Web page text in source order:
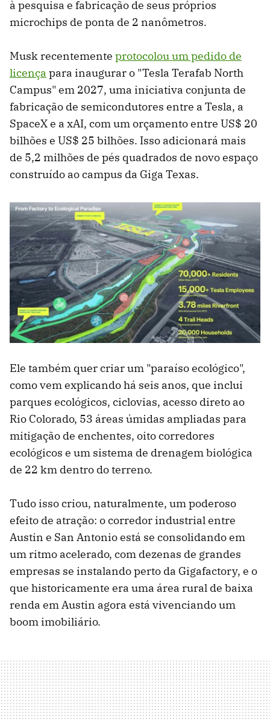
à pesquisa e fabricação de seus próprios
microchips de ponta de 2 nanômetros.
Musk recentemente protocolou um pedido de
licença para inaugurar o "Tesla Terafab North
Campus" em 2027, uma iniciativa conjunta de
fabricação de semicondutores entre a Tesla, a
SpaceX e a xAI, com um orçamento entre US$ 20
bilhões e US$ 25 bilhões. Isso adicionará mais
de 5,2 milhões de pés quadrados de novo espaço
construído ao campus da Giga Texas.
Ele também quer criar um "paraíso ecológico",
como vem explicando há seis anos, que inclui
parques ecológicos, ciclovias, acesso direto ao
Rio Colorado, 53 áreas úmidas ampliadas para
mitigação de enchentes, oito corredores
ecológicos e um sistema de drenagem biológica
de 22 km dentro do terreno.
Tudo isso criou, naturalmente, um poderoso
efeito de atração: o corredor industrial entre
Austin e San Antonio está se consolidando em
um ritmo acelerado, com dezenas de grandes
empresas se instalando perto da Gigafactory, e o
que historicamente era uma área rural de baixa
renda em Austin agora está vivenciando um
boom imobiliário.